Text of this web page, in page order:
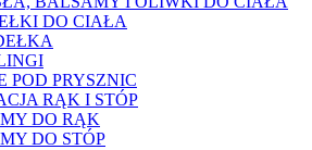
DO CIAŁA
POD PRYSZNIC
RĄK I STÓP
DO RĄK
DO STÓP